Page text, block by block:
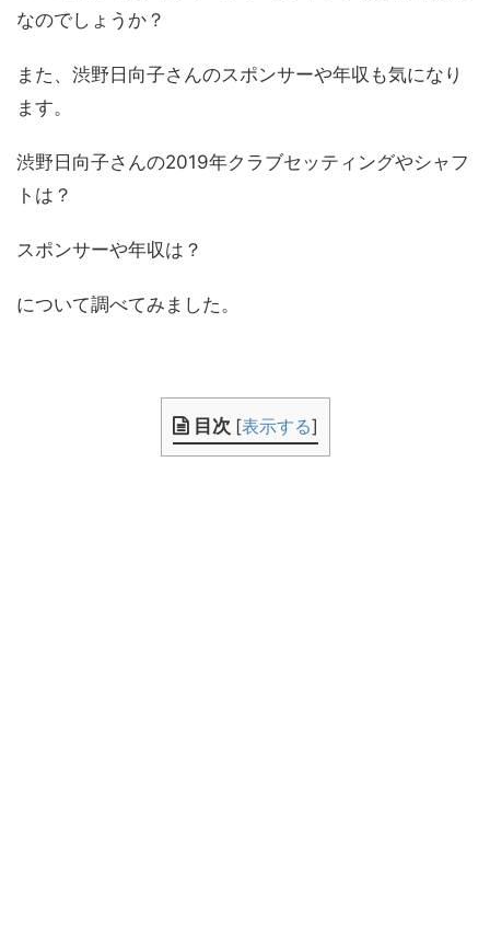
なのでしょうか？
また、渋野日向子さんのスポンサーや年収も気になり
ます。
渋野日向子さんの2019年クラブセッティングやシャフ
トは？
スポンサーや年収は？
について調べてみました。
目次 [表示する]